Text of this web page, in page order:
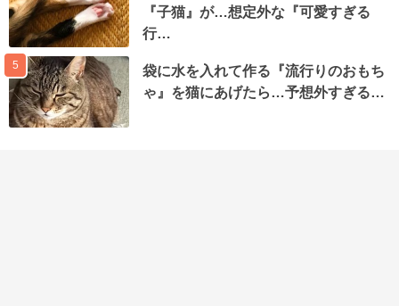
『子猫』が…想定外な『可愛すぎる
行…
5
袋に水を入れて作る『流行りのおもち
ゃ』を猫にあげたら…予想外すぎる…